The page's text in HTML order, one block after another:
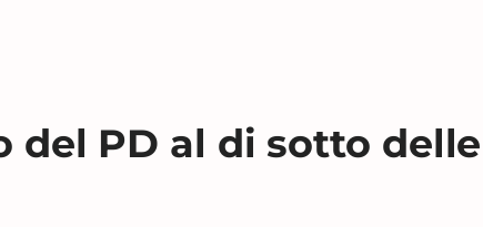
del PD al di sotto delle